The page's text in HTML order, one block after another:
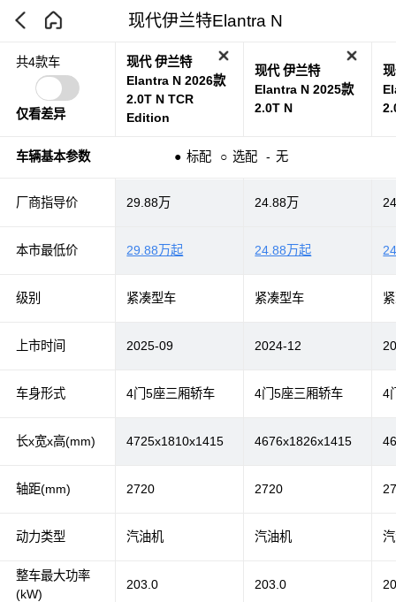
现代伊兰特Elantra N
共4款车
仅看差异
现代 伊兰特
Elantra N 2026款
2.0T N TCR
Edition
现代 伊兰特
Elantra N 2025款
2.0T N
车辆基本参数 ● 标配 ○ 选配 - 无
厂商指导价
本市最低价
级别
上市时间
车身形式
长x宽x高(mm)
轴距(mm)
动力类型
整车最大功率
(kW)
29.88万 24.88万
29.88万起 24.88万起
紧凑型车 紧凑型车
2025-09 2024-12
4门5座三厢轿车 4门5座三厢轿车 4
4725x1810x1415 4676x1826x1415
2720 2720
汽油机 汽油机
203.0 203.0